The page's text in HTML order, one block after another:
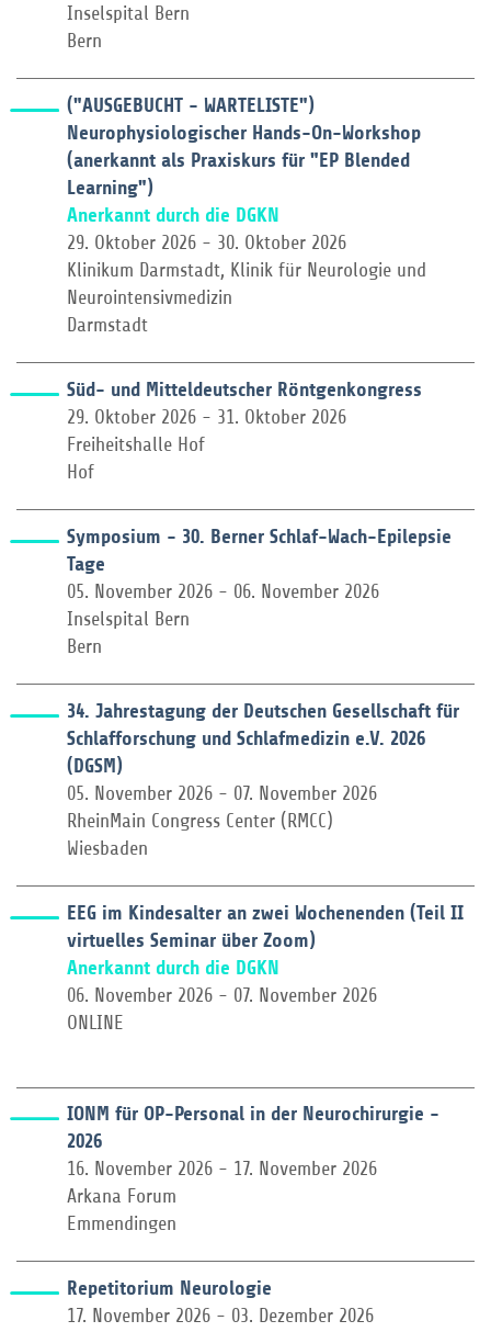
Inselspital Bern
Bern
("AUSGEBUCHT - WARTELISTE")
Neurophysiologischer Hands-On-Workshop
(anerkannt als Praxiskurs für "EP Blended
Learning")
Anerkannt durch die DGKN
29. Oktober 2026 - 30. Oktober 2026
Klinikum Darmstadt, Klinik für Neurologie und
Neurointensivmedizin
Darmstadt
Süd- und Mitteldeutscher Röntgenkongress
29. Oktober 2026 - 31. Oktober 2026
Freiheitshalle Hof
Hof
Symposium - 30. Berner Schlaf-Wach-Epilepsie
Tage
05. November 2026 - 06. November 2026
Inselspital Bern
Bern
34. Jahrestagung der Deutschen Gesellschaft für
Schlafforschung und Schlafmedizin e.V. 2026
(DGSM)
05. November 2026 - 07. November 2026
RheinMain Congress Center (RMCC)
Wiesbaden
EEG im Kindesalter an zwei Wochenenden (Teil II
virtuelles Seminar über Zoom)
Anerkannt durch die DGKN
06. November 2026 - 07. November 2026
ONLINE
IONM für OP-Personal in der Neurochirurgie -
2026
16. November 2026 - 17. November 2026
Arkana Forum
Emmendingen
Repetitorium Neurologie
17. November 2026 - 03. Dezember 2026